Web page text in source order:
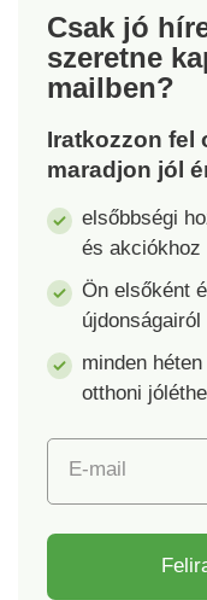
Csak jó
szeretne
mailben?
Iratkozzon fel
maradjon jól
elsőbbségi
és akciókhoz
Ön elsőként
újdonságairól
minden
otthoni
E-mail